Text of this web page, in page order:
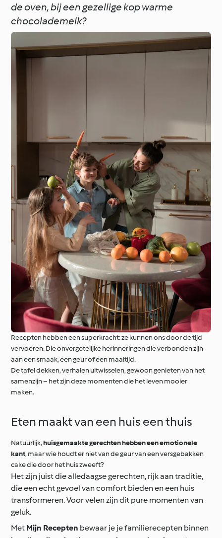
de oven, bij een gezellige kop warme
chocolademelk?
Recepten hebben een superkracht: ze kunnen ons door de tijd
vervoeren. Die onvergetelijke herinneringen die verbonden zijn
aan een smaak, een geur of een maaltijd.
De tafel dekken, verhalen uitwisselen, gewoon genieten van het
samenzijn – het zijn deze momenten die het leven mooier
maken.
Eten maakt van een huis een thuis
Natuurlijk,huisgemaakte gerechten hebben een emotionele
kant, maar wie houdt er niet van de geur van een versgebakken
cake die door het huis zweeft?
Het zijn juist die alledaagse gerechten, rijk aan traditie,
die een echt gevoel van comfort bieden en een huis
transformeren. Voor velen zijn dit pure momenten van
geluk.
Met Mijn Recepten bewaar je je familierecepten binnen